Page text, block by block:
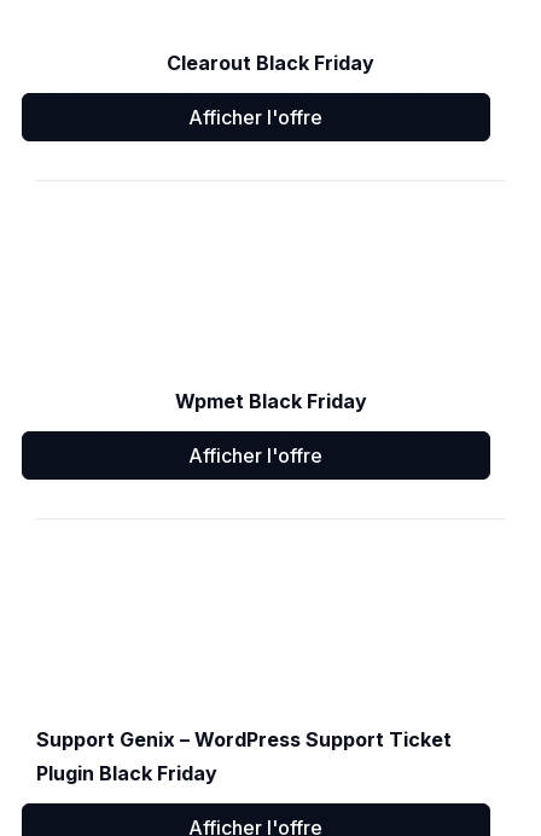
Clearout Black Friday
Afficher l'offre
Wpmet Black Friday
Afficher l'offre
Support Genix – WordPress Support Ticket
Plugin Black Friday
Afficher l'offre